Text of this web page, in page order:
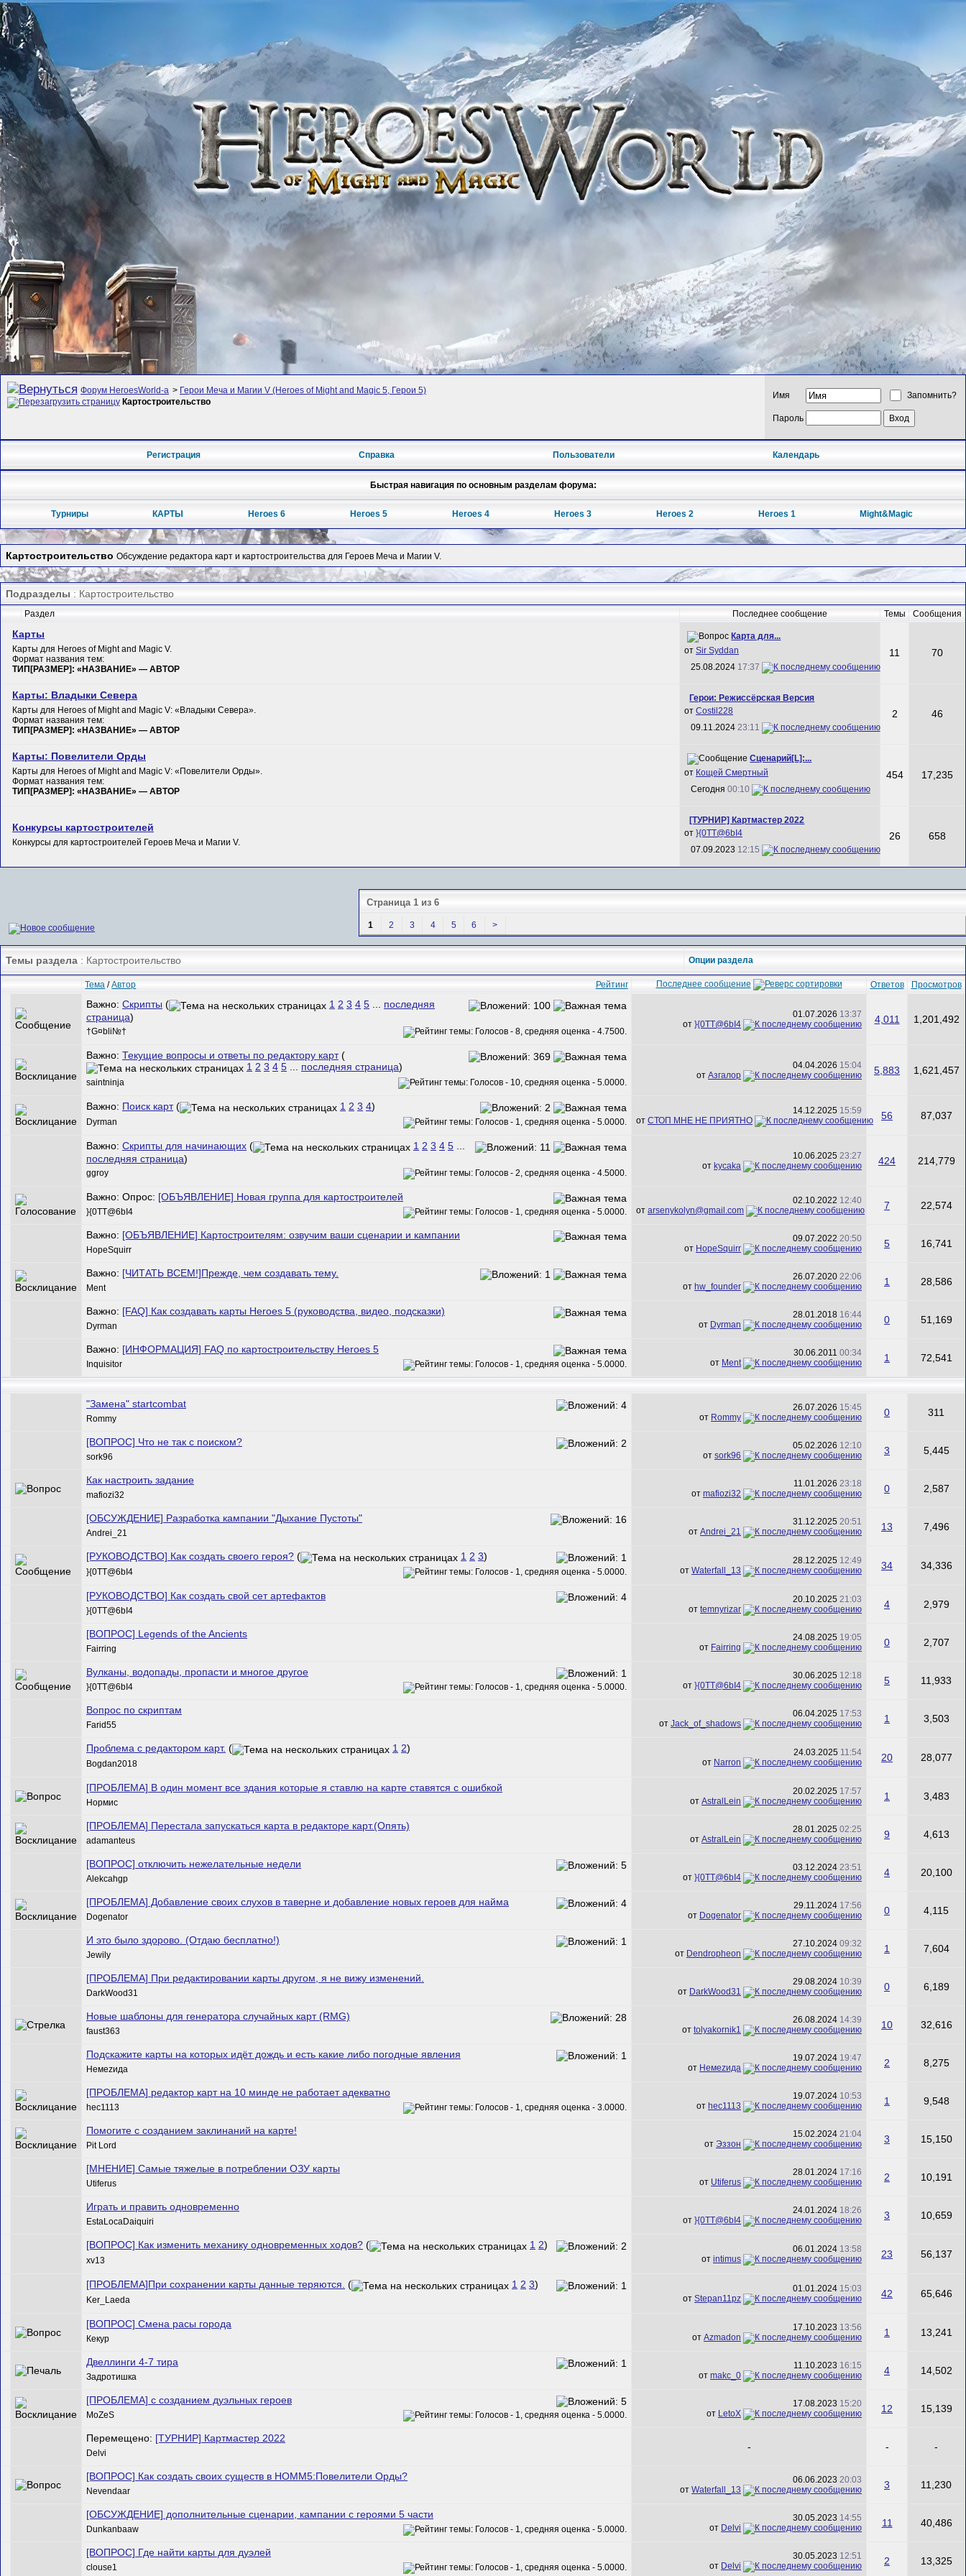
Форум HeroesWorld-а > Герои Меча и Магии V (Heroes of Might and Magic 5, Герои 5)
Картостроительство
Имя Запомнить?
Пароль
Регистрация Справка Пользователи Календарь
Быстрая навигация по основным разделам форума:
Турниры КАРТЫ Heroes 6 Heroes 5 Heroes 4 Heroes 3 Heroes 2 Heroes 1 Might&Magic
Картостроительство Обсуждение редактора карт и картостроительства для Героев Меча и Магии V.
Подразделы : Картостроительство
Раздел Последнее сообщение Темы Сообщения
Карты
Карты для Heroes of Might and Magic V.
Формат названия тем:
ТИП[РАЗМЕР]: «НАЗВАНИЕ» — АВТОР
Карта для...
от Sir Syddan
25.08.2024 17:37
11 70
Карты: Владыки Севера
Карты для Heroes of Might and Magic V: «Владыки Севера».
Формат названия тем:
ТИП[РАЗМЕР]: «НАЗВАНИЕ» — АВТОР
Герои: Режиссёрская Версия
от Costil228
09.11.2024 23:11
2 46
Карты: Повелители Орды
Карты для Heroes of Might and Magic V: «Повелители Орды».
Формат названия тем:
ТИП[РАЗМЕР]: «НАЗВАНИЕ» — АВТОР
Сценарий[L]:...
от Кощей Смертный
Сегодня 00:10
454 17,235
Конкурсы картостроителей
Конкурсы для картостроителей Героев Меча и Магии V.
[ТУРНИР] Картмастер 2022
от }{0TT@6bI4
07.09.2023 12:15
26 658
Страница 1 из 6
1 2 3 4 5 6 >
Темы раздела : Картостроительство Опции раздела
Рейтинг
Тема /Автор Последнее сообщение Ответов Просмотров
Важно: Скрипты ( 1 2 3 4 5 ... последняя
страница)
†G¤bli№†
01.07.2026 13:37
от }{0TT@6bI4 4,011 1,201,492
Важно: Текущие вопросы и ответы по редактору карт (
1 2 3 4 5 ... последняя страница)
saintninja
04.04.2026 15:04
от Азгалор 5,883 1,621,457
Важно: Поиск карт ( 1 2 3 4)
Dyrman
14.12.2025 15:59
от СТОП МНЕ НЕ ПРИЯТНО 56 87,037
Важно: Скрипты для начинающих ( 1 2 3 4 5 ...
последняя страница)
ggroy
10.06.2025 23:27
от kycaka 424 214,779
Важно: Опрос: [ОБЪЯВЛЕНИЕ] Новая группа для картостроителей
}{0TT@6bI4
02.10.2022 12:40
от arsenykolyn@gmail.com 7 22,574
Важно: [ОБЪЯВЛЕНИЕ] Картостроителям: озвучим ваши сценарии и кампании
HopeSquirr
09.07.2022 20:50
от HopeSquirr 5 16,741
Важно: [ЧИТАТЬ ВСЕМ!]Прежде, чем создавать тему.
Ment
26.07.2020 22:06
от hw_founder 1 28,586
Важно: [FAQ] Как создавать карты Heroes 5 (руководства, видео, подсказки)
Dyrman
28.01.2018 16:44
от Dyrman 0 51,169
Важно: [ИНФОРМАЦИЯ] FAQ по картостроительству Heroes 5
Inquisitor
30.06.2011 00:34
от Ment 1 72,541
"Замена" startcombat
Rommy
26.07.2026 15:45
от Rommy 0 311
[ВОПРОС] Что не так с поиском?
sork96
05.02.2026 12:10
от sork96 3 5,445
Как настроить задание
mafiozi32
11.01.2026 23:18
от mafiozi32 0 2,587
[ОБСУЖДЕНИЕ] Разработка кампании "Дыхание Пустоты"
Andrei_21
31.12.2025 20:51
от Andrei_21 13 7,496
[РУКОВОДСТВО] Как создать своего героя? ( 1 2 3)
}{0TT@6bI4
28.12.2025 12:49
от Waterfall_13 34 34,336
[РУКОВОДСТВО] Как создать свой сет артефактов
}{0TT@6bI4
20.10.2025 21:03
от temnyrizar 4 2,979
[ВОПРОС] Legends of the Ancients
Fairring
24.08.2025 19:05
от Fairring 0 2,707
Вулканы, водопады, пропасти и многое другое
}{0TT@6bI4
30.06.2025 12:18
от }{0TT@6bI4 5 11,933
Вопрос по скриптам
Farid55
06.04.2025 17:53
от Jack_of_shadows 1 3,503
Проблема с редактором карт. ( 1 2)
Bogdan2018
24.03.2025 11:54
от Narron 20 28,077
[ПРОБЛЕМА] В один момент все здания которые я ставлю на карте ставятся с ошибкой
Нормис
20.02.2025 17:57
от AstralLein 1 3,483
[ПРОБЛЕМА] Перестала запускаться карта в редакторе карт.(Опять)
adamanteus
28.01.2025 02:25
от AstralLein 9 4,613
[ВОПРОС] отключить нежелательные недели
Alekcahgp
03.12.2024 23:51
от }{0TT@6bI4 4 20,100
[ПРОБЛЕМА] Добавление своих слухов в таверне и добавление новых героев для найма
Dogenator
29.11.2024 17:56
от Dogenator 0 4,115
И это было здорово. (Отдаю бесплатно!)
Jewily
27.10.2024 09:32
от Dendropheon 1 7,604
[ПРОБЛЕМА] При редактировании карты другом, я не вижу изменений.
DarkWood31
29.08.2024 10:39
от DarkWood31 0 6,189
Новые шаблоны для генератора случайных карт (RMG)
faust363
26.08.2024 14:39
от tolyakornik1 10 32,616
Подскажите карты на которых идёт дождь и есть какие либо погодные явления
Немеzида
19.07.2024 19:47
от Немеzида 2 8,275
[ПРОБЛЕМА] редактор карт на 10 минде не работает адекватно
hec1113
19.07.2024 10:53
от hec1113 1 9,548
Помогите с созданием заклинаний на карте!
Pit Lord
15.02.2024 21:04
от Эззон 3 15,150
[МНЕНИЕ] Самые тяжелые в потреблении ОЗУ карты
Utiferus
28.01.2024 17:16
от Utiferus 2 10,191
Играть и править одновременно
EstaLocaDaiquiri
24.01.2024 18:26
от }{0TT@6bI4 3 10,659
[ВОПРОС] Как изменить механику одновременных ходов? ( 1 2)
xv13
06.01.2024 13:58
от intimus 23 56,137
[ПРОБЛЕМА]При сохранении карты данные теряются. ( 1 2 3)
Ker_Laeda
01.01.2024 15:03
от Stepan11pz 42 65,646
[ВОПРОС] Смена расы города
Кекур
17.10.2023 13:56
от Azmadon 1 13,241
Двеллинги 4-7 тира
Задротишка
11.10.2023 16:15
от makc_0 4 14,502
[ПРОБЛЕМА] с созданием дуэльных героев
MoZeS
17.08.2023 15:20
от LetoX 12 15,139
Перемещено: [ТУРНИР] Картмастер 2022
Delvi
- - -
[ВОПРОС] Как создать своих существ в HOMM5:Повелители Орды?
Nevendaar
06.06.2023 20:03
от Waterfall_13 3 11,230
[ОБСУЖДЕНИЕ] дополнительные сценарии, кампании с героями 5 части
Dunkanbaaw
30.05.2023 14:55
от Delvi 11 40,486
[ВОПРОС] Где найти карты для дуэлей
clouse1
30.05.2023 12:51
от Delvi 2 13,325